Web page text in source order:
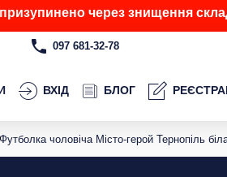
через знищення
097 681-32-78
ВХІД БЛОГ
Футболка чоловіча Місто-герой Тернопіль